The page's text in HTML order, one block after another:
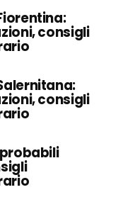
consigli
consigli